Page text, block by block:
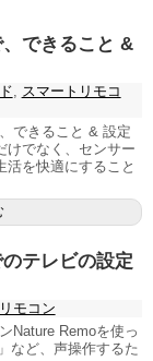
できること &
, スマートリモコ
できること & 設定
けでなく、センサー
活を快適にすること
テレビの設定
モコン
Nature Remoを使っ
など、声操作するた